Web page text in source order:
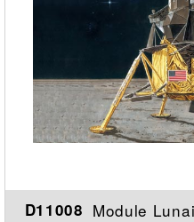
D11008 Module